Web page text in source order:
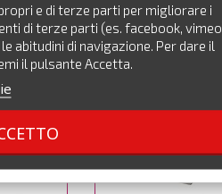
FISSATRICE
MAURER PLUS
e di terze parti per migliorare i
di terze parti (es. facebook,
abitudini di navigazione. Per dare il
il pulsante Accetta.